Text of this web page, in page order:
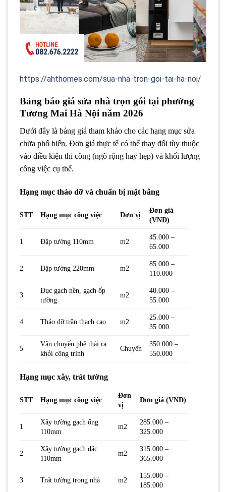
https://ahthomes.com/sua-nha-tron-goi-tai-ha-noi/
Bảng báo giá sửa nhà trọn gói tại phường
Tương Mai Hà Nội năm 2026
Dưới đây là bảng giá tham khảo cho các hạng mục sửa
chữa phổ biến. Đơn giá thực tế có thể thay đổi tùy thuộc
vào điều kiện thi công (ngõ rộng hay hẹp) và khối lượng
công việc cụ thể.
Hạng mục tháo dỡ và chuẩn bị mặt bằng
STT Hạng mục công việc Đơn vị
Đơn giá
(VNĐ)
1 Đập tường 110mm m2
45.000 –
65.000
2 Đập tường 220mm m2
85.000 –
110.000
3
Đục gạch nền, gạch ốp
tường
m2
40.000 –
55.000
4 Tháo dỡ trần thạch cao m2
25.000 –
35.000
5
Vận chuyển phế thải ra
khỏi công trình
Chuyến
350.000 –
550.000
Hạng mục xây, trát tường
STT Hạng mục công việc
Đơn
vị
Đơn giá (VNĐ)
1
Xây tường gạch ống
110mm
m2
285.000 –
325.000
2
Xây tường gạch đặc
110mm
m2
315.000 –
365.000
3 Trát tường trong nhà m2
155.000 –
185.000